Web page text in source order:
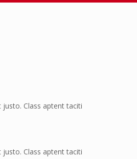
justo. Class aptent taciti
justo. Class aptent taciti